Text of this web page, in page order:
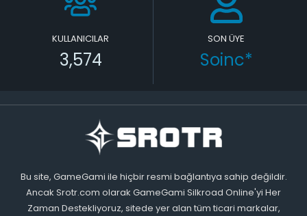
KULLANICILAR
3,574
SON ÜYE
Soinc*
Bu site, GameGami ile hiçbir resmi bağlantıya sahip değildir.
Ancak Srotr.com olarak GameGami Silkroad Online'yi Her
Zaman Destekliyoruz, sitede yer alan tüm ticari markalar,